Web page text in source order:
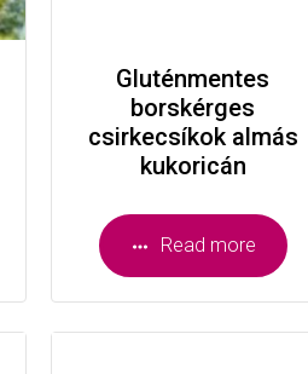
Gluténmentes
borskérges
csirkecsíkok almás
kukoricán
Read more